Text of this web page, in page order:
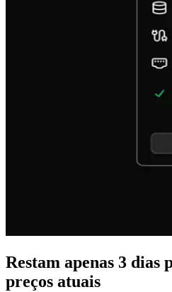
Restam apenas 3
preços atuais